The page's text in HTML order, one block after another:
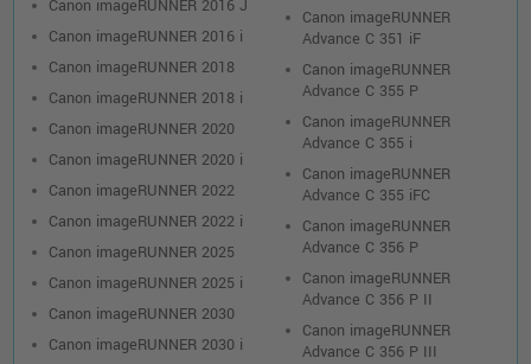
Canon imageRUNNER 2016 J
Canon imageRUNNER 2016 i
Canon imageRUNNER 2018
Canon imageRUNNER 2018 i
Canon imageRUNNER 2020
Canon imageRUNNER 2020 i
Canon imageRUNNER 2022
Canon imageRUNNER 2022 i
Canon imageRUNNER 2025
Canon imageRUNNER 2025 i
Canon imageRUNNER 2030
Canon imageRUNNER 2030 i
Canon imageRUNNER
Advance C 351 iF
Canon imageRUNNER
Advance C 355 P
Canon imageRUNNER
Advance C 355 i
Canon imageRUNNER
Advance C 355 iFC
Canon imageRUNNER
Advance C 356 P
Canon imageRUNNER
Advance C 356 P II
Canon imageRUNNER
Advance C 356 P III